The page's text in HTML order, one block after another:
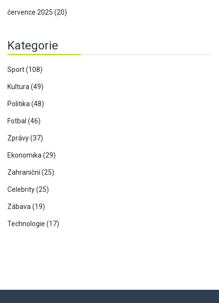
července 2025 (20)
Kategorie
Sport(108)
Kultura(49)
Politika(48)
Fotbal (46)
Zprávy(37)
Ekonomika(29)
Zahraniční(25)
Celebrity(25)
Zábava(19)
Technologie (17)